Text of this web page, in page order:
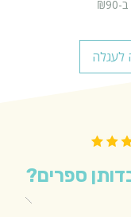
לעגלה
ספרים?